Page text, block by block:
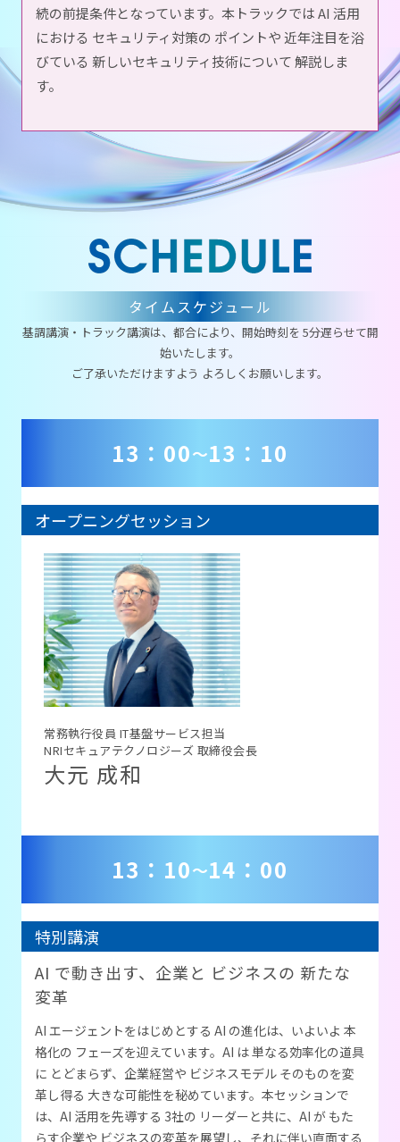
続の前提条件となっています。本トラックでは AI 活用
における セキュリティ対策の ポイントや 近年注目を浴
びている 新しいセキュリティ技術について 解説しま
す。
タイムスケジュール
基調講演・トラック講演は、都合により、開始時刻を 5分遅らせて開
始いたします。
ご了承いただけますよう よろしくお願いします。
13：00～13：10
オープニングセッション
常務執行役員 IT基盤サービス担当
NRIセキュアテクノロジーズ 取締役会長
大元 成和
13：10～14：00
特別講演
AI で動き出す、企業と ビジネスの 新たな
変革
AI エージェントをはじめとする AI の進化は、いよいよ 本
格化の フェーズを迎えています。AI は 単なる効率化の道具
に とどまらず、企業経営や ビジネスモデル そのものを変
革し得る 大きな可能性を秘めています。 本セッションで
は、AI 活用を先導する 3社の リーダーと共に、AI が もた
らす企業や ビジネスの変革を展望し、それに伴い直面する